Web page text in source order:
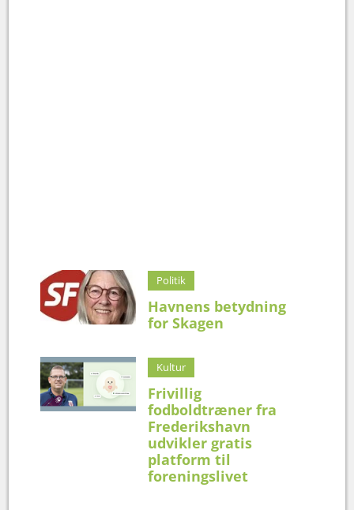
Politik
Havnens betydning
for Skagen
Kultur
Frivillig
fodboldtræner fra
Frederikshavn
udvikler gratis
platform til
foreningslivet